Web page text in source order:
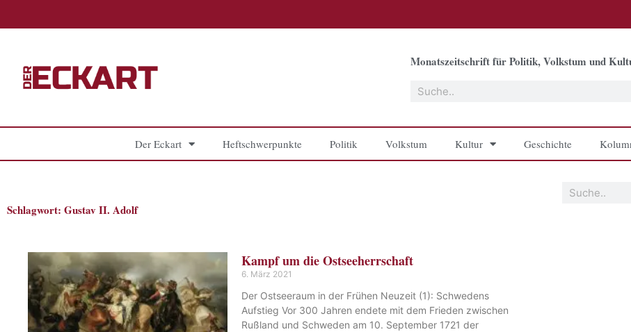
Monatszeitschrift für Politik, Volkstum und
Suche
Der Eckart Heftschwerpunkte Politik Volkstum Kultur Geschichte
Schlagwort: Gustav II. Adolf
Kampf um die Ostseeherrschaft
6. März 2021
Der Ostseeraum in der Frühen Neuzeit (1): Schwedens
Aufstieg Vor 300 Jahren endete mit dem Frieden zwischen
Rußland und Schweden am 10. September 1721 der